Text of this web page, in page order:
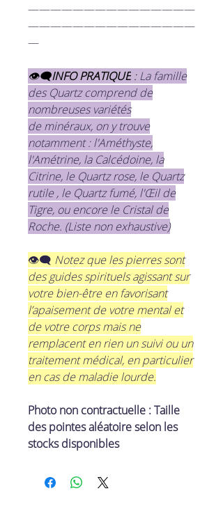
———————————————
———————————————
—
👁‍🗨INFO PRATIQUE :La famille
des Quartz comprend de
nombreuses variétés
de minéraux, on y trouve
notamment : l'Améthyste,
l'Amétrine, la Calcédoine, la
Citrine, le Quartz rose, le Quartz
rutile , le Quartz fumé, l'Œil de
Tigre, ou encore le Cristal de
Roche. (Liste non exhaustive)
​👁‍🗨 Notez que les pierres sont
des guides spirituels agissant sur
votre bien-être en favorisant
l’apaisement de votre mental et
de votre corps mais ne
remplacent en rien un suivi ou un
traitement médical, en particulier
en cas de maladie lourde.
Photo non contractuelle : Taille
des pointes aléatoire selon les
stocks disponibles